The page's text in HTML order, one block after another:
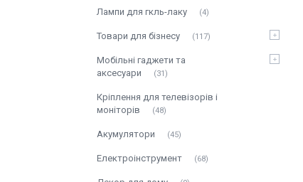
Лампи для гкль-лаку 4
Товари для бізнесу 117
Мобільні гаджети та
аксесуари
31
Кріплення для телевізорів і
моніторів
48
Акумулятори 45
Електроінструмент 68